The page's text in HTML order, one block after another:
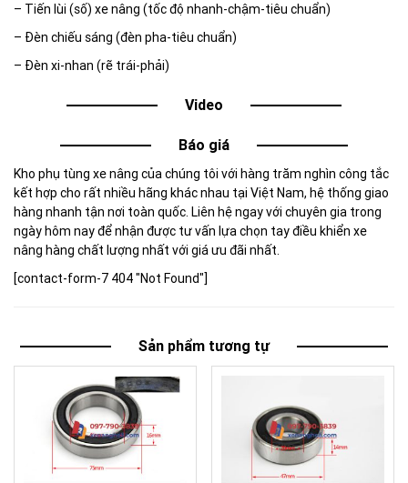
– Tiến lùi (số) xe nâng (tốc độ nhanh-chậm-tiêu chuẩn)
– Đèn chiếu sáng (đèn pha-tiêu chuẩn)
– Đèn xi-nhan (rẽ trái-phải)
Video
Báo giá
Kho phụ tùng xe nâng của chúng tôi với hàng trăm nghìn công tắc
kết hợp cho rất nhiều hãng khác nhau tại Việt Nam, hệ thống giao
hàng nhanh tận nơi toàn quốc. Liên hệ ngay với chuyên gia trong
ngày hôm nay để nhận được tư vấn lựa chọn tay điều khiển xe
nâng hàng chất lượng nhất với giá ưu đãi nhất.
[contact-form-7 404 "Not Found"]
Sản phẩm tương tự